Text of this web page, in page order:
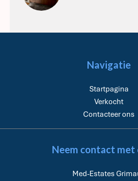
Navigatie
Startpagina
Verkocht
Contacteer ons
Neem contact met
Med-Estates